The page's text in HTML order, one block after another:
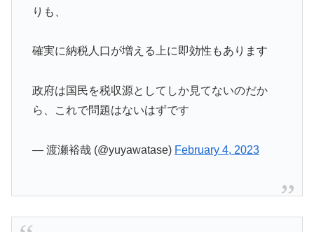
りも、
確実に納税人口が増える上に即効性もあります
政府は国民を税収源としてしか見てないのだか
ら、これで問題はないはずです
— 渡瀬裕哉 (@yuyawatase) February 4, 2023